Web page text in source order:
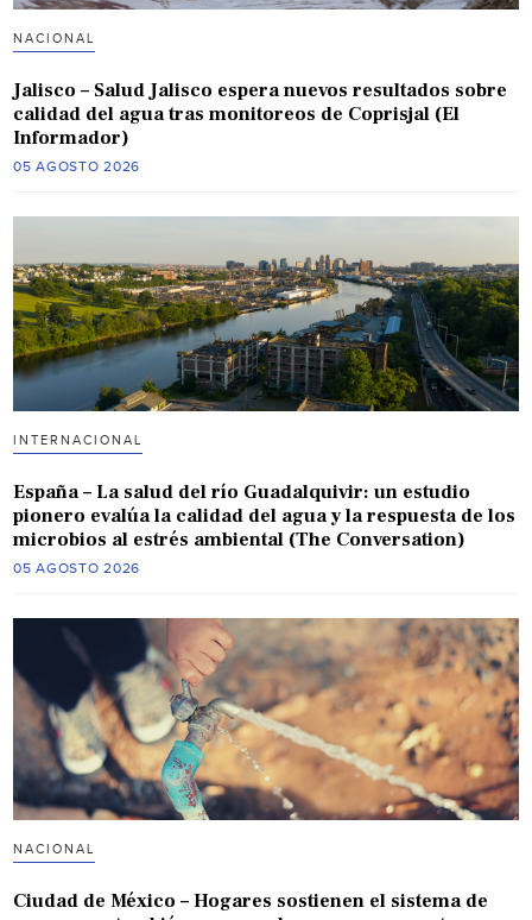
NACIONAL
Jalisco – Salud Jalisco espera nuevos resultados sobre
calidad del agua tras monitoreos de Coprisjal (El
Informador)
05 AGOSTO 2026
INTERNACIONAL
España – La salud del río Guadalquivir: un estudio
pionero evalúa la calidad del agua y la respuesta de los
microbios al estrés ambiental (The Conversation)
05 AGOSTO 2026
NACIONAL
Ciudad de México – Hogares sostienen el sistema de